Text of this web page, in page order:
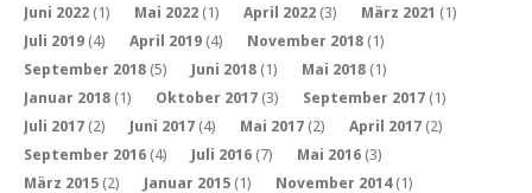
Juni 2022 (1) Mai 2022 (1) April 2022 (3) März 2021 (1)
Juli 2019 (4) April 2019 (4) November 2018 (1)
September 2018 (5) Juni 2018 (1) Mai 2018 (1)
Januar 2018 (1) Oktober 2017 (3) September 2017 (1)
Juli 2017 (2) Juni 2017 (4) Mai 2017 (2) April 2017 (2)
September 2016 (4) Juli 2016 (7) Mai 2016 (3)
März 2015 (2) Januar 2015 (1) November 2014(1)